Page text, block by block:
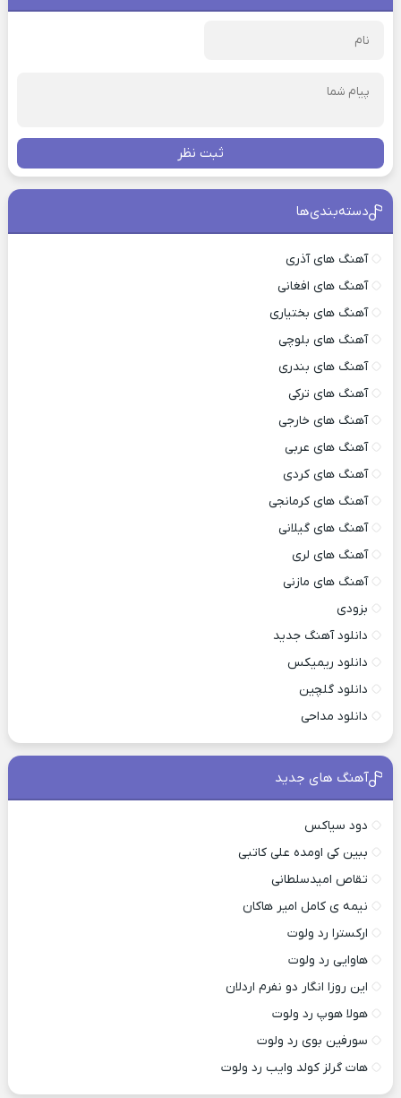
ثبت نظر
دسته‌بندی‌ها
آهنگ های آذری
آهنگ های افغانی
آهنگ های بختیاری
آهنگ های بلوچی
آهنگ های بندری
آهنگ های ترکی
آهنگ های خارجی
آهنگ های عربی
آهنگ های کردی
آهنگ های کرمانجی
آهنگ های گیلانی
آهنگ های لری
آهنگ های مازنی
بزودی
دانلود آهنگ جدید
دانلود ریمیکس
دانلود گلچین
دانلود مداحی
آهنگ های جدید
دود سیاکس
ببین کی اومده علی کاتبی
تقاص امیدسلطانی
نیمه ی کامل امیر هاکان
ارکسترا رد ولوت
هاوایی رد ولوت
این روزا انگار دو نفرم اردلان
هولا هوپ رد ولوت
سورفین بوی رد ولوت
هات گرلز کولد وایب رد ولوت